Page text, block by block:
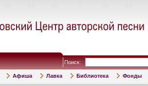
Поиск:
Афиша Лавка Библиотека Фонды